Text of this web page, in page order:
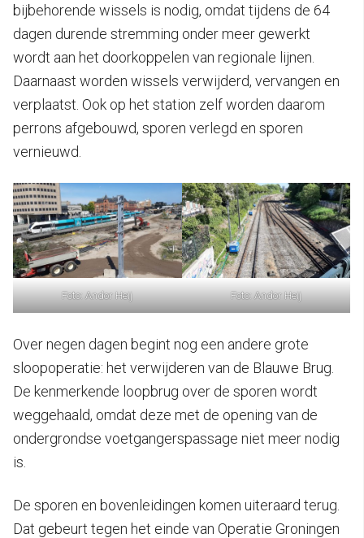
bijbehorende wissels is nodig, omdat tijdens de 64
dagen durende stremming onder meer gewerkt
wordt aan het doorkoppelen van regionale lijnen.
Daarnaast worden wissels verwijderd, vervangen en
verplaatst. Ook op het station zelf worden daarom
perrons afgebouwd, sporen verlegd en sporen
vernieuwd.
Foto: Andor Heij Foto: Andor Heij
Over negen dagen begint nog een andere grote
sloopoperatie: het verwijderen van de Blauwe Brug.
De kenmerkende loopbrug over de sporen wordt
weggehaald, omdat deze met de opening van de
ondergrondse voetgangerspassage niet meer nodig
is.
De sporen en bovenleidingen komen uiteraard terug.
Dat gebeurt tegen het einde van Operatie Groningen